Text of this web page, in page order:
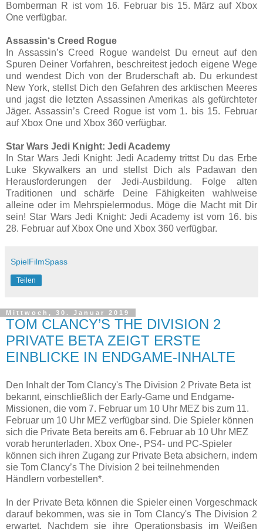
Bomberman R ist vom 16. Februar bis 15. März auf Xbox
One verfügbar.
Assassin‘s Creed Rogue
In Assassin’s Creed Rogue wandelst Du erneut auf den
Spuren Deiner Vorfahren, beschreitest jedoch eigene Wege
und wendest Dich von der Bruderschaft ab. Du erkundest
New York, stellst Dich den Gefahren des arktischen Meeres
und jagst die letzten Assassinen Amerikas als gefürchteter
Jäger. Assassin’s Creed Rogue ist vom 1. bis 15. Februar
auf Xbox One und Xbox 360 verfügbar.
Star Wars Jedi Knight: Jedi Academy
In Star Wars Jedi Knight: Jedi Academy trittst Du das Erbe
Luke Skywalkers an und stellst Dich als Padawan den
Herausforderungen der Jedi-Ausbildung. Folge alten
Traditionen und schärfe Deine Fähigkeiten wahlweise
alleine oder im Mehrspielermodus. Möge die Macht mit Dir
sein! Star Wars Jedi Knight: Jedi Academy ist vom 16. bis
28. Februar auf Xbox One und Xbox 360 verfügbar.
SpielFilmSpass
Teilen
Mittwoch, 30. Januar 2019
TOM CLANCY’S THE DIVISION 2
PRIVATE BETA ZEIGT ERSTE
EINBLICKE IN ENDGAME-INHALTE
Den Inhalt der Tom Clancy's The Division 2 Private Beta ist
bekannt, einschließlich der Early-Game und Endgame-
Missionen, die vom 7. Februar um 10 Uhr MEZ bis zum 11.
Februar um 10 Uhr MEZ verfügbar sind. Die Spieler können
sich die Private Beta bereits am 6. Februar ab 10 Uhr MEZ
vorab herunterladen. Xbox One-, PS4- und PC-Spieler
können sich ihren Zugang zur Private Beta absichern, indem
sie Tom Clancy’s The Division 2 bei teilnehmenden
Händlern vorbestellen*.
In der Private Beta können die Spieler einen Vorgeschmack
darauf bekommen, was sie in Tom Clancy's The Division 2
erwartet. Nachdem sie ihre Operationsbasis im Weißen